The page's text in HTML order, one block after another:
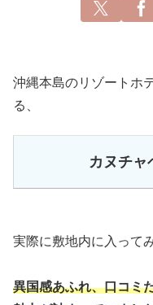
沖縄本島のリゾートホ
る、
カヌチャ
実際に敷地内に入って
異国感あふれ、口コミ